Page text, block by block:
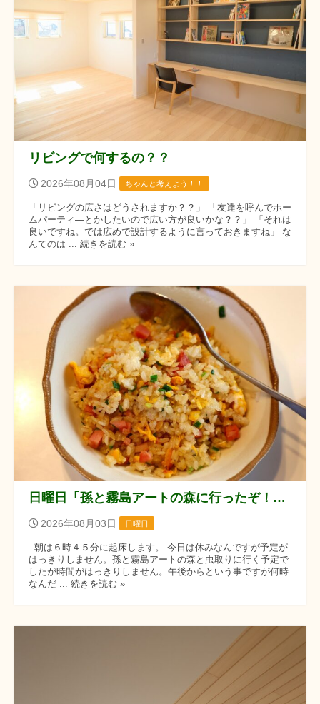
リビングで何するの？？
2026年08月04日 ちゃんと考えよう！！
「リビングの広さはどうされますか？？」 「友達を呼んでホー
ムパーティ―とかしたいので広い方が良いかな？？」 「それは
良いですね。では広めで設計するように言っておきますね」 な
んてのは ... 続きを読む »
日曜日「孫と霧島アートの森に行ったぞ！！」の巻
2026年08月03日 日曜日
朝は６時４５分に起床します。 今日は休みなんですが予定が
はっきりしません。孫と霧島アートの森と虫取りに行く予定で
したが時間がはっきりしません。午後からという事ですが何時
なんだ ... 続きを読む »